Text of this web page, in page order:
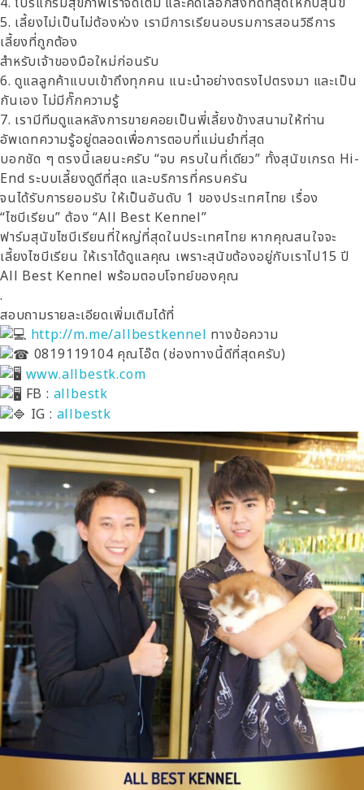
5. เลี้ยงไม่เป็นไม่ต้องห่วง เรามีการเรียนอบรมการสอนวิธีการ
เลี้ยงที่ถูกต้อง
สำหรับเจ้าของมือใหม่ก่อนรับ
6. ดูแลลูกค้าแบบเข้าถึงทุกคน แนะนำอย่างตรงไปตรงมา และเป็น
กันเอง ไม่มีกั๊กความรู้
7. เรามีทีมดูแลหลังการขายคอยเป็นพี่เลี้ยงข้างสนามให้ท่าน
อัพเดทความรู้อยู่ตลอดเพื่อการตอบที่แม่นยำที่สุด
บอกชัด ๆ ตรงนี้เลยนะครับ “จบ ครบในที่เดียว” ทั้งสุนัขเกรด Hi-
End ระบบเลี้ยงดูดีที่สุด และบริการที่ครบครัน
จนได้รับการยอมรับ ให้เป็นอันดับ 1 ของประเทศไทย เรื่อง
“ไซบีเรียน” ต้อง “All Best Kennel”
ฟาร์มสุนัขไซบีเรียนที่ใหญ่ที่สุดในประเทศไทย หากคุณสนใจจะ
เลี้ยงไซบีเรียน ให้เราได้ดูแลคุณ เพราะสุนัขต้องอยู่กับเราไป15 ปี
All Best Kennel พร้อมตอบโจทย์ของคุณ
.
สอบถามรายละเอียดเพิ่มเติมได้ที่
http://m.me/allbestkennel ทางข้อความ
0819119104 คุณโอ๊ต (ช่องทางนี้ดีที่สุดครับ)
www.allbestk.com
FB : allbestk
IG : allbestk